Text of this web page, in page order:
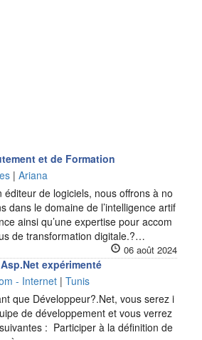
et de Formation
| Ariana
éditeur de logiciels, nous offrons à no
dans le domaine de l’intelligence artif
ainsi qu’une expertise pour accom
de transformation digitale.?…
06 août 2024
expérimenté
- Internet | Tunis
que Développeur?.Net, vous serez i
de développement et vous verrez
: Participer à la définition de